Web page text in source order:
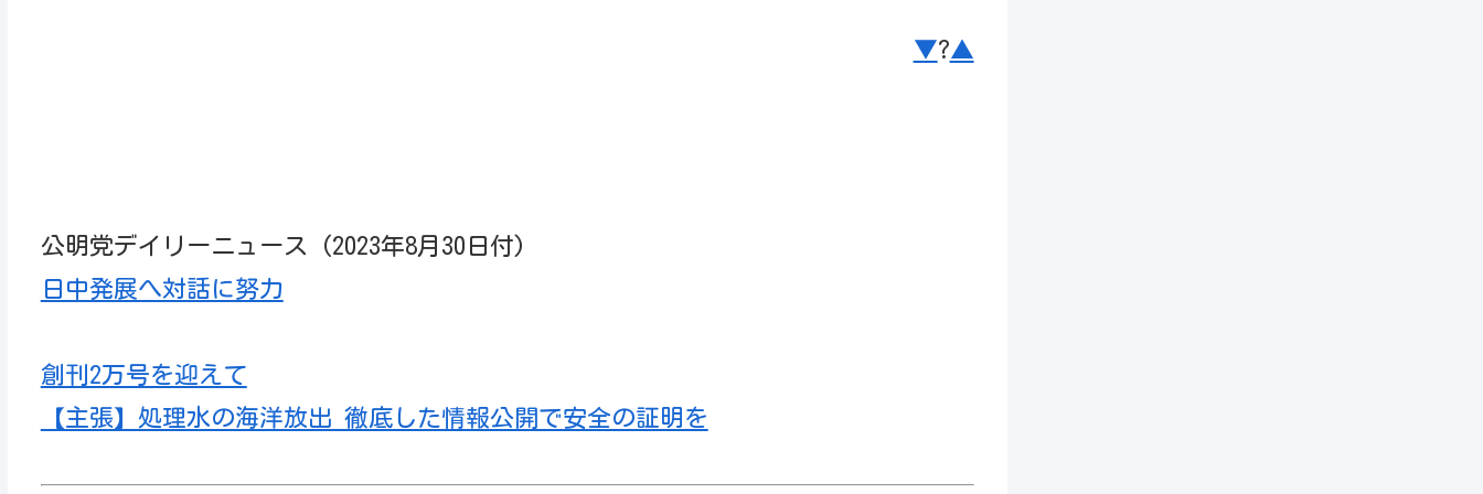
▼?▲
公明党デイリーニュース (2023年8月30日付)
日中発展へ対話に努力
創刊2万号を迎えて
【主張】処理水の海洋放出 徹底した情報公開で安全の証明を